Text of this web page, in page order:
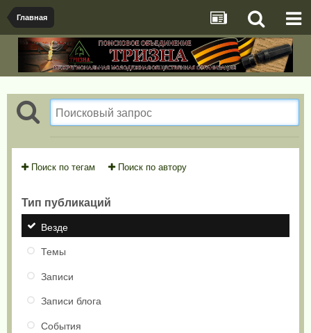
Главная
Поиск по тегам Поиск по автору
Тип публикаций
Везде
Темы
Записи
Записи блога
События